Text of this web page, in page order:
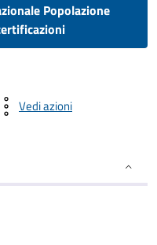
Popolazione
Vedi azioni